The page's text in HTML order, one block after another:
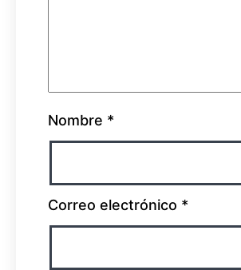
Nombre *
Correo electrónico *